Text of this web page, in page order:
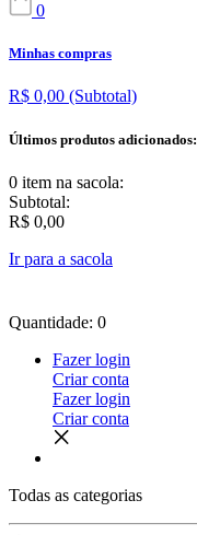
0
Minhas compras
R$ 0,00 (Subtotal)
Últimos produtos adicionados:
0 item na sacola:
Subtotal:
R$ 0,00
Ir para a sacola
Quantidade: 0
Fazer login
Criar conta
Fazer login
Criar conta
Todas as categorias